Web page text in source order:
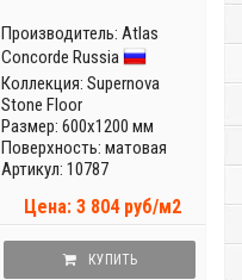
Производитель: Atlas
Concorde Russia
Коллекция: Supernova
Stone Floor
Размер: 600x1200 мм
Поверхность: матовая
Артикул: 10787
Цена: 3 804 руб/м2
КУПИТЬ